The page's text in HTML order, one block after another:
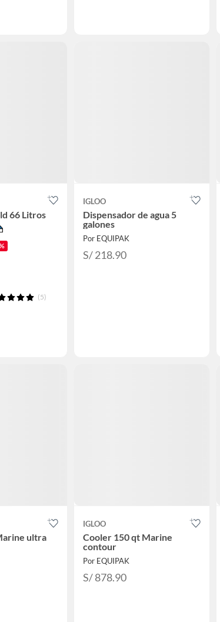
66 Litros
(5)
IGLOO
Dispensador de agua 5
galones
Por EQUIPAK
S/ 218.90
ultra
IGLOO
Cooler 150 qt Marine
contour
Por EQUIPAK
S/ 878.90